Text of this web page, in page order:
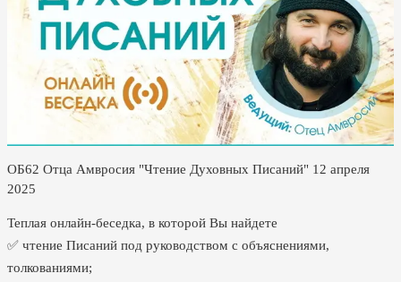
ОБ62 Отца Амвросия "Чтение Духовных Писаний" 12 апреля
2025
Теплая онлайн-беседка, в которой Вы найдете
✅ чтение Писаний под руководством с объяснениями,
толкованиями;